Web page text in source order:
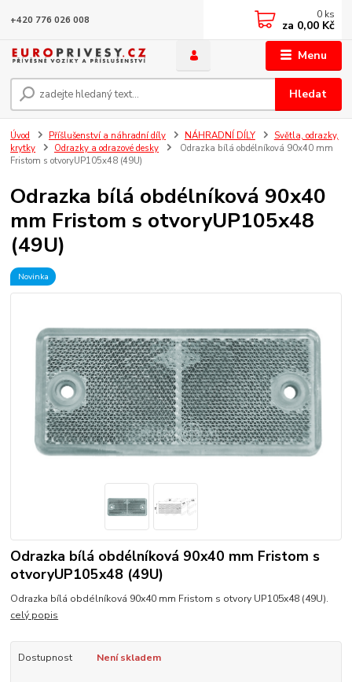
Menu
Hledat
+420 776 026 008 0 ks
za 0,00 Kč
Úvod Příšlušenství a náhradní díly NÁHRADNÍ DÍLY
Světla, odrazky,
krytky
Odrazky a odrazové desky
Odrazka bílá obdélníková 90x40 mm
Fristom s otvoryUP105x48 (49U)
Odrazka bílá obdélníková 90x40
mm Fristom s otvoryUP105x48
(49U)
Novinka
Odrazka bílá obdélníková 90x40 mm Fristom s
otvoryUP105x48 (49U)
Odrazka bílá obdélníková 90x40 mm Fristom s otvory UP105x48 (49U).
celý popis
Dostupnost Není skladem